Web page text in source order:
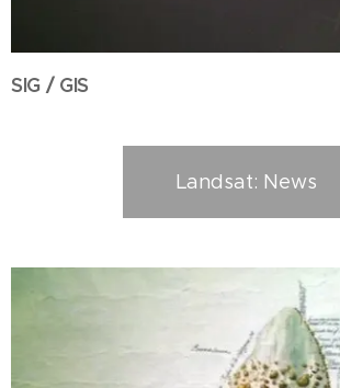
SIG / GIS
Landsat: News